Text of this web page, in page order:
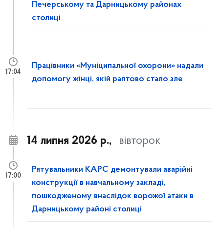
Печерському та Дарницькому районах
столиці
Працівники «Муніципальної охорони» надали
допомогу жінці, якій раптово стало зле
17:04
14 липня 2026 р., вівторок
Рятувальники КАРС демонтували аварійні
конструкції в навчальному закладі,
пошкодженому внаслідок ворожої атаки в
Дарницькому районі столиці
17:00